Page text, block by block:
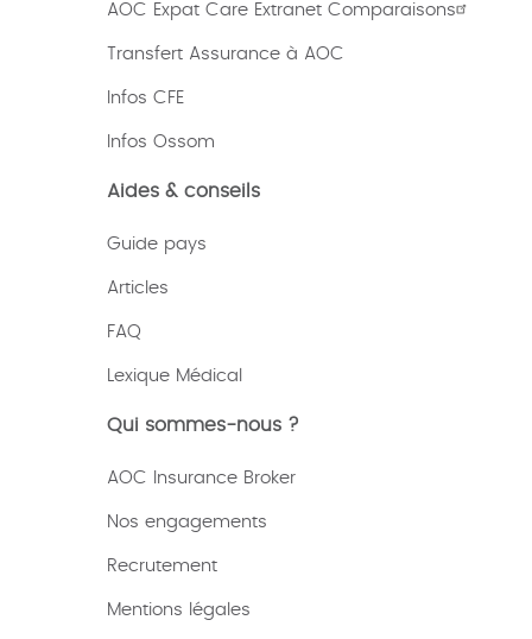
AOC Expat Care Extranet Comparaisons
Transfert Assurance à AOC
Infos CFE
Infos Ossom
Aides & conseils
Guide pays
Articles
FAQ
Lexique Médical
Qui sommes-nous ?
AOC Insurance Broker
Nos engagements
Recrutement
Mentions légales